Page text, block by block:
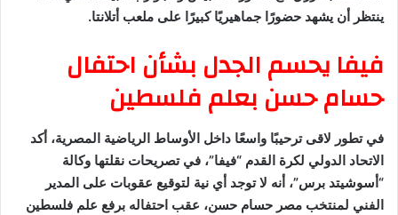
ينتظر أن يشهد حضورًا جماهيريًا كبيرًا على ملعب أتلانتا.
فيفا يحسم الجدل بشأن احتفال
حسام حسن بعلم فلسطين
في تطور لاقى ترحيبًا واسعًا داخل الأوساط الرياضية المصرية، أكد
الاتحاد الدولي لكرة القدم “فيفا”، في تصريحات نقلتها وكالة
“أسوشيتد برس”، أنه لا توجد أي نية لتوقيع عقوبات على المدير
الفني لمنتخب مصر حسام حسن، عقب احتفاله برفع علم فلسطين